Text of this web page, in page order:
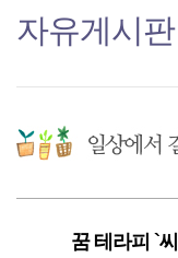
자유게시판
꿈 테라피 `